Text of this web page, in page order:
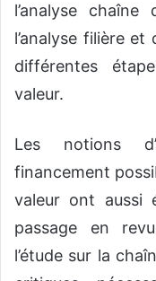
l’analyse
l’analyse filière
différentes
valeur.
Les notions
financement
valeur ont aussi
passage en
l’étude sur la